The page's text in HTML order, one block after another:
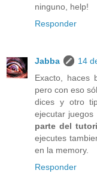
ninguno, help!
Responder
Jabba
14
Exacto, haces
pero con eso
dices y otro
ejecutar
parte del
ejecutes
en la memory.
Responder